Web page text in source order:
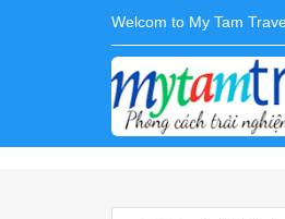
Welcom to My Tam